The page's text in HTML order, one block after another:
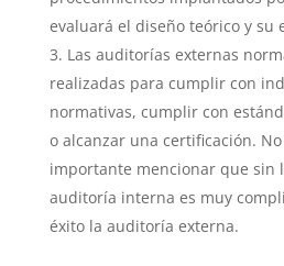
evaluará el diseño teórico y su
Las auditorías externas
realizadas para cumplir con
normativas, cumplir con
o alcanzar una certificación.
importante mencionar que sin
auditoría interna es muy
éxito la auditoría externa.